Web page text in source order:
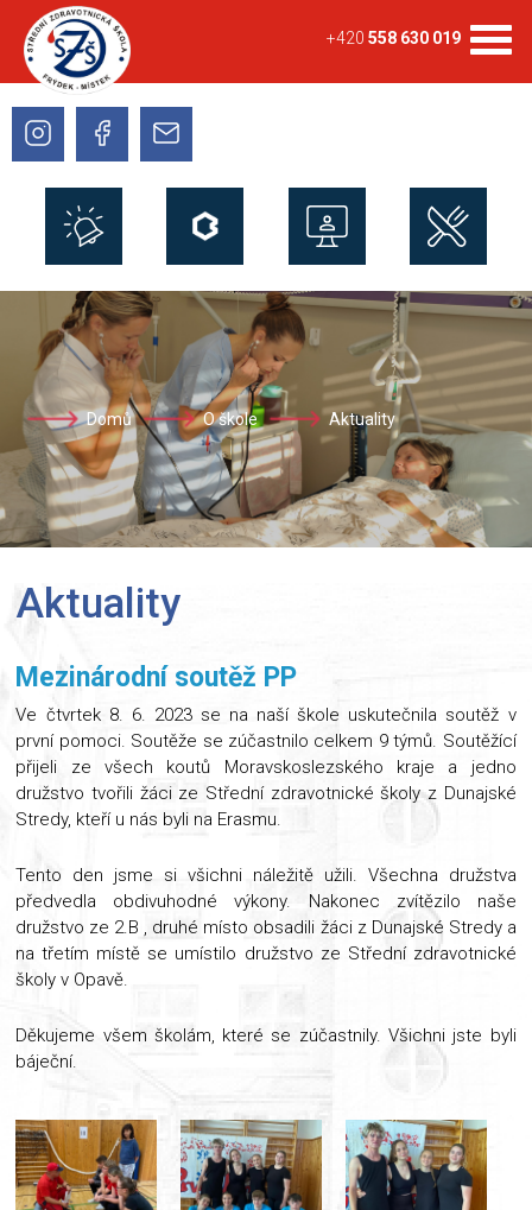
+420 558 630 019
Domů O škole Aktuality
Aktuality
Mezinárodní soutěž PP
Ve čtvrtek 8. 6. 2023 se na naší škole uskutečnila soutěž v
první pomoci. Soutěže se zúčastnilo celkem 9 týmů. Soutěžící
přijeli ze všech koutů Moravskoslezského kraje a jedno
družstvo tvořili žáci ze Střední zdravotnické školy z Dunajské
Stredy, kteří u nás byli na Erasmu.
Tento den jsme si všichni náležitě užili. Všechna družstva
předvedla obdivuhodné výkony. Nakonec zvítězilo naše
družstvo ze 2.B , druhé místo obsadili žáci z Dunajské Stredy a
na třetím místě se umístilo družstvo ze Střední zdravotnické
školy v Opavě.
Děkujeme všem školám, které se zúčastnily. Všichni jste byli
báječní.